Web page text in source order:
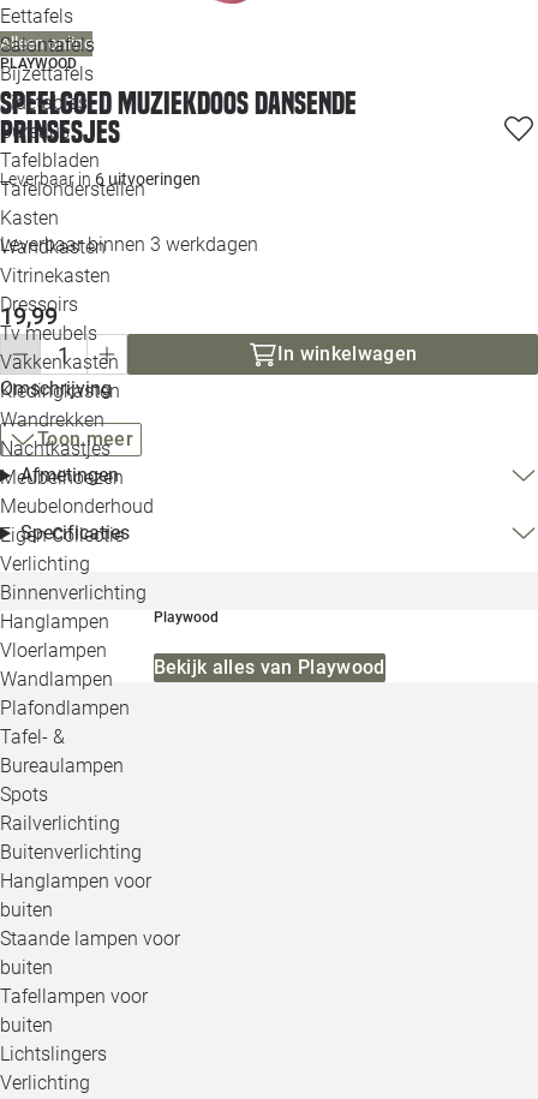
Eettafels
Salontafels
Bijzettafels
Sidetables
Bureaus
Tafelbladen
Tafelonderstellen
Kasten
Wandkasten
Vitrinekasten
Dressoirs
Tv meubels
Vakkenkasten
Kledingkasten
Wandrekken
Nachtkastjes
Meubelhoezen
Meubelonderhoud
Eigen Collectie
Verlichting
Binnenverlichting
Hanglampen
Vloerlampen
Wandlampen
Plafondlampen
Tafel- &
Bureaulampen
Spots
Railverlichting
Buitenverlichting
Hanglampen voor
buiten
Staande lampen voor
buiten
Tafellampen voor
buiten
Lichtslingers
Verlichting
Alleen online
PLAYWOOD
Speelgoed muziekdoos dansende
Prinsesjes
Leverbaar in 6 uitvoeringen
Leverbaar binnen 3 werkdagen
19,99
In winkelwagen
Omschrijving
Toon meer
Afmetingen
Specificaties
Playwood
Bekijk alles van Playwood